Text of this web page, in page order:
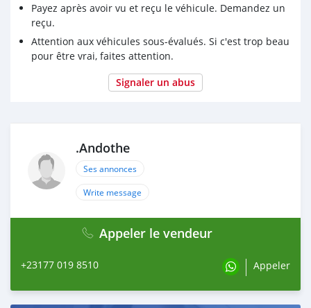
Payez après avoir vu et reçu le véhicule. Demandez un
reçu.
Attention aux véhicules sous-évalués. Si c'est trop beau
pour être vrai, faites attention.
Signaler un abus
.Andothe
Ses annonces
Write message
Appeler le vendeur
+23177 019 8510 Appeler